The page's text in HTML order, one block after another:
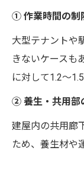
① 作業時間の制
大型テナントや
きないケースも
に対して1.2～
② 養生・共用部
建屋内の共用廊
ため、養生材や